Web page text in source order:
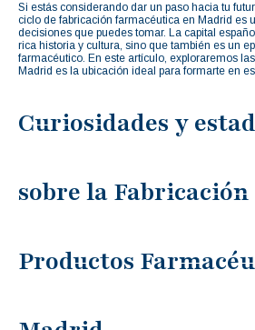
Si estás considerando dar un paso hacia tu
ciclo de fabricación farmacéutica en Madrid es
decisiones que puedes tomar. La capital
rica historia y cultura, sino que también es un
farmacéutico. En este artículo, exploraremos
Madrid es la ubicación ideal para formarte en
Curiosidades y
sobre la Fabricación
Productos